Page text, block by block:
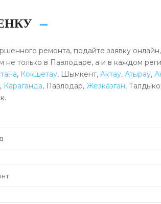
ремонта, подайте заявку
не только в Павлодаре, а и в каждом
, Кокшетау, Шымкент, Актау, Атырау,
Караганда, Павлодар, Жезказган,